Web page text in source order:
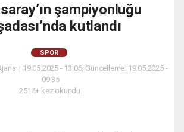
şampiyonluğu
kutlandı
SPOR
| 19.05.2025 - 13:06, Güncelleme: 19.05.2025 -
09:35
2514+ kez okundu.